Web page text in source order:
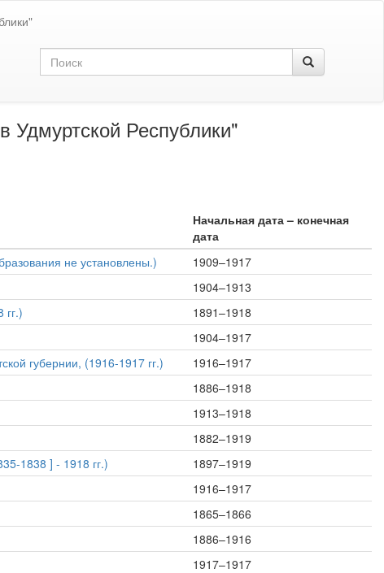
Удмуртской Республики"
Начальная дата – конечная
дата
не установлены.)
1909–1917
1904–1913
гг.)
1891–1918
1904–1917
губернии, (1916-1917 гг.)
1916–1917
1886–1918
1913–1918
1882–1919
1838 ] - 1918 гг.)
1897–1919
1916–1917
1865–1866
1886–1916
1917–1917